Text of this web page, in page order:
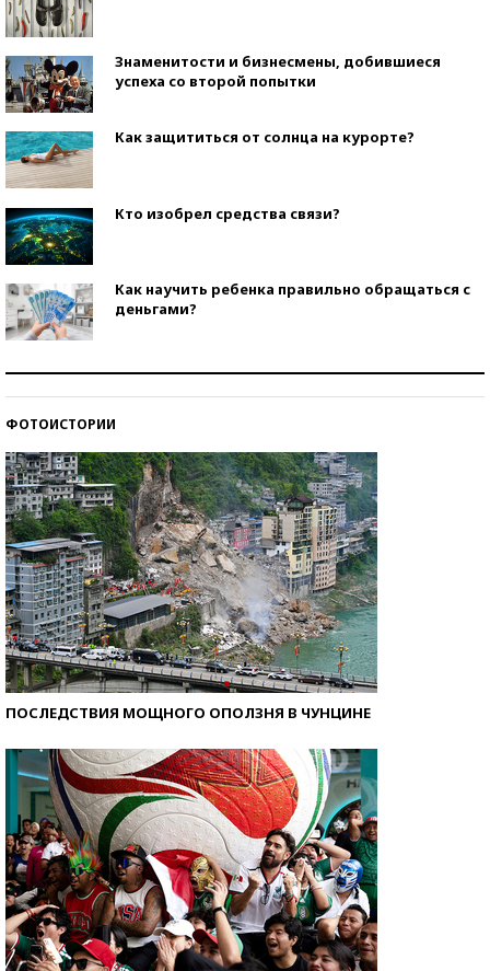
Знаменитости и бизнесмены, добившиеся
успеха со второй попытки
Как защититься от солнца на курорте?
Кто изобрел средства связи?
Как научить ребенка правильно обращаться с
деньгами?
ФОТОИСТОРИИ
ПОСЛЕДСТВИЯ МОЩНОГО ОПОЛЗНЯ В ЧУНЦИНЕ